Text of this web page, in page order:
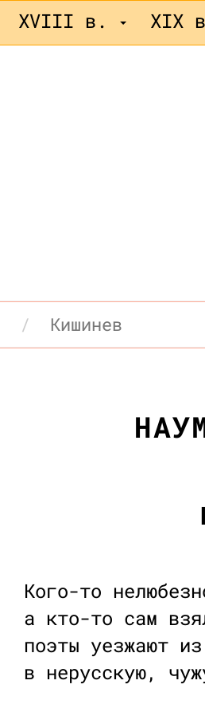
XVIII в. XIX
Кишинев
Кого-то
а кто-то сам
поэты уезжают
в нерусскую,